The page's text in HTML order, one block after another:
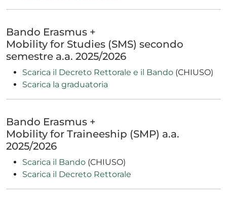
Bando Erasmus +
Mobility for Studies (SMS) secondo
semestre a.a. 2025/2026
Scarica il Decreto Rettorale e il Bando (CHIUSO)
Scarica la graduatoria
Bando Erasmus +
Mobility for Traineeship (SMP) a.a.
2025/2026
Scarica il Bando (CHIUSO)
Scarica il Decreto Rettorale